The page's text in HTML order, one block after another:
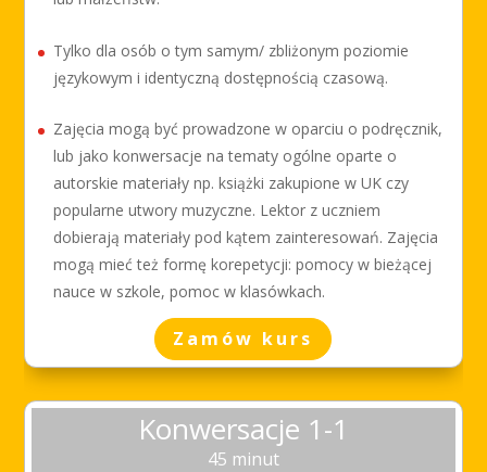
Tylko dla osób o tym samym/ zbliżonym poziomie
językowym i identyczną dostępnością czasową.
Zajęcia mogą być prowadzone w oparciu o podręcznik,
lub jako konwersacje na tematy ogólne oparte o
autorskie materiały np. książki zakupione w UK czy
popularne utwory muzyczne. Lektor z uczniem
dobierają materiały pod kątem zainteresowań. Zajęcia
mogą mieć też formę korepetycji: pomocy w bieżącej
nauce w szkole, pomoc w klasówkach.
Zamów kurs
Konwersacje 1-1
45 minut